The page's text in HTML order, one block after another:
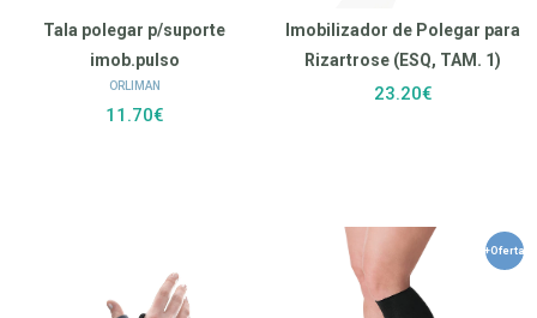
Tala polegar p/suporte
imob.pulso
ORLIMAN
11.70€
Imobilizador de Polegar para
Rizartrose (ESQ, TAM. 1)
23.20€
+Oferta